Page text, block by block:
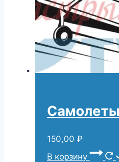
150,00 ₽
В корзину